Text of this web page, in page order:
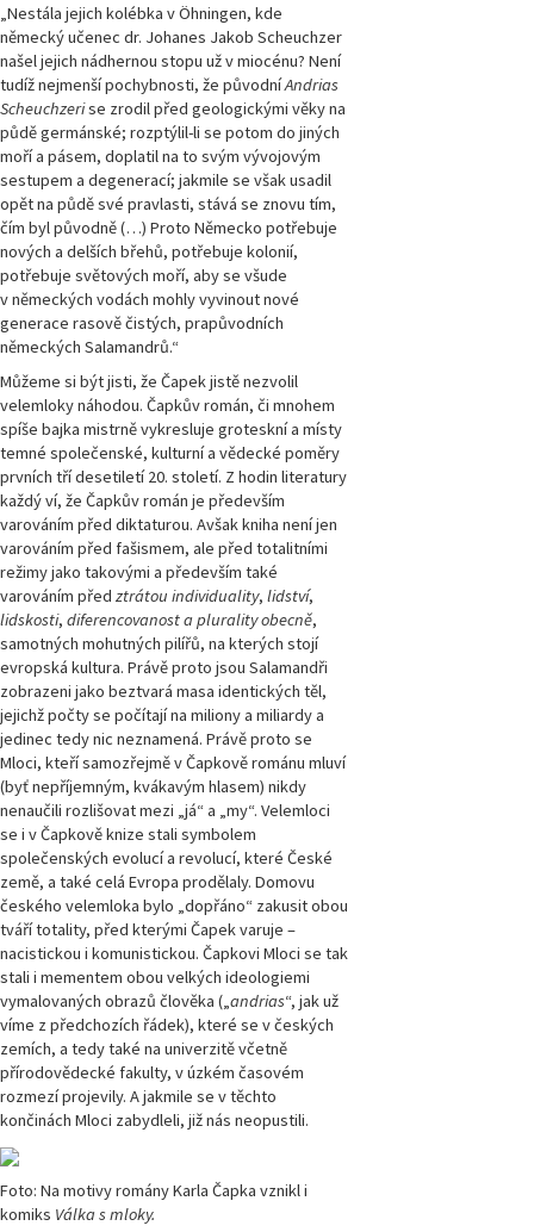
„Nestála jejich kolébka v Öhningen, kde
německý učenec dr. Johanes Jakob Scheuchzer
našel jejich nádhernou stopu už v miocénu? Není
tudíž nejmenší pochybnosti, že původníAndrias
Scheuchzerise zrodil před geologickými věky na
půdě germánské; rozptýlil-li se potom do jiných
moří a pásem, doplatil na to svým vývojovým
sestupem a degenerací; jakmile se však usadil
opět na půdě své pravlasti, stává se znovu tím,
čím byl původně (…) Proto Německo potřebuje
nových a delších břehů, potřebuje kolonií,
potřebuje světových moří, aby se všude
v německých vodách mohly vyvinout nové
generace rasově čistých, prapůvodních
německých Salamandrů.“
Můžeme si být jisti, že Čapek jistě nezvolil
velemloky náhodou. Čapkův román, či mnohem
spíše bajka mistrně vykresluje groteskní a místy
temné společenské, kulturní a vědecké poměry
prvních tří desetiletí 20. století. Z hodin literatury
každý ví, že Čapkův román je především
varováním před diktaturou. Avšak kniha není jen
varováním před fašismem, ale před totalitními
režimy jako takovými a především také
varováním před ztrátou individuality, lidství,
lidskosti, diferencovanost a plurality obecně,
samotných mohutných pilířů, na kterých stojí
evropská kultura. Právě proto jsou Salamandři
zobrazeni jako beztvará masa identických těl,
jejichž počty se počítají na miliony a miliardy a
jedinec tedy nic neznamená. Právě proto se
Mloci, kteří samozřejmě v Čapkově románu mluví
(byť nepříjemným, kvákavým hlasem) nikdy
nenaučili rozlišovat mezi „já“ a „my“. Velemloci
se i v Čapkově knize stali symbolem
společenských evolucí a revolucí, které České
země, a také celá Evropa prodělaly. Domovu
českého velemloka bylo „dopřáno“ zakusit obou
tváří totality, před kterými Čapek varuje –
nacistickou i komunistickou. Čapkovi Mloci se tak
stali i mementem obou velkých ideologiemi
vymalovaných obrazů člověka („andrias“, jak už
víme z předchozích řádek), které se v českých
zemích, a tedy také na univerzitě včetně
přírodovědecké fakulty, v úzkém časovém
rozmezí projevily. A jakmile se v těchto
končinách Mloci zabydleli, již nás neopustili.
Foto: Na motivy romány Karla Čapka vznikl i
komiks Válka s mloky.